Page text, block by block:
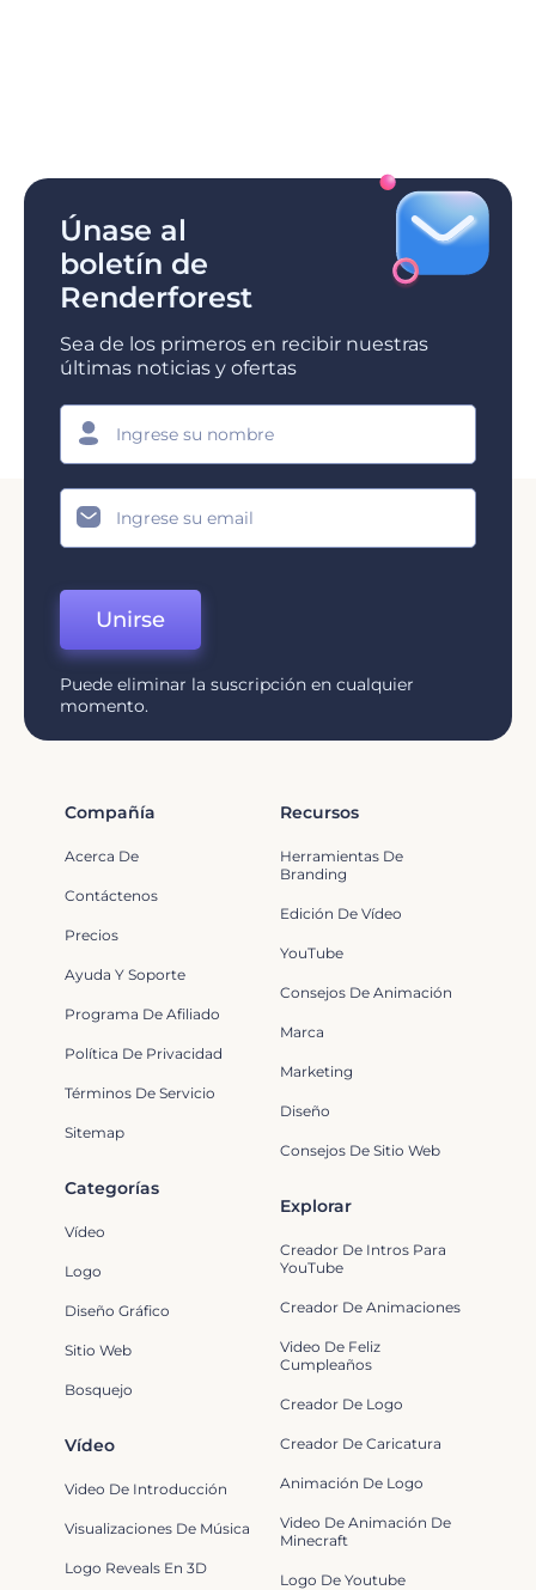
Únase al
boletín de
Renderforest
Sea de los primeros en recibir nuestras
últimas noticias y ofertas
Unirse
Puede eliminar la suscripción en cualquier
momento.
Compañía
Acerca De
Contáctenos
Precios
Ayuda Y Soporte
Programa De Afiliado
Política De Privacidad
Términos De Servicio
Sitemap
Recursos
Herramientas De
Branding
Edición De Vídeo
YouTube
Consejos De Animación
Marca
Marketing
Diseño
Consejos De Sitio Web
Categorías
Vídeo
Logo
Diseño Gráfico
Sitio Web
Bosquejo
Explorar
Creador De Intros Para
YouTube
Creador De Animaciones
Video De Feliz
Cumpleaños
Creador De Logo
Creador De Caricatura
Animación De Logo
Video De Animación De
Minecraft
Logo De Youtube
Vídeo
Video De Introducción
Visualizaciones De Música
Logo Reveals En 3D